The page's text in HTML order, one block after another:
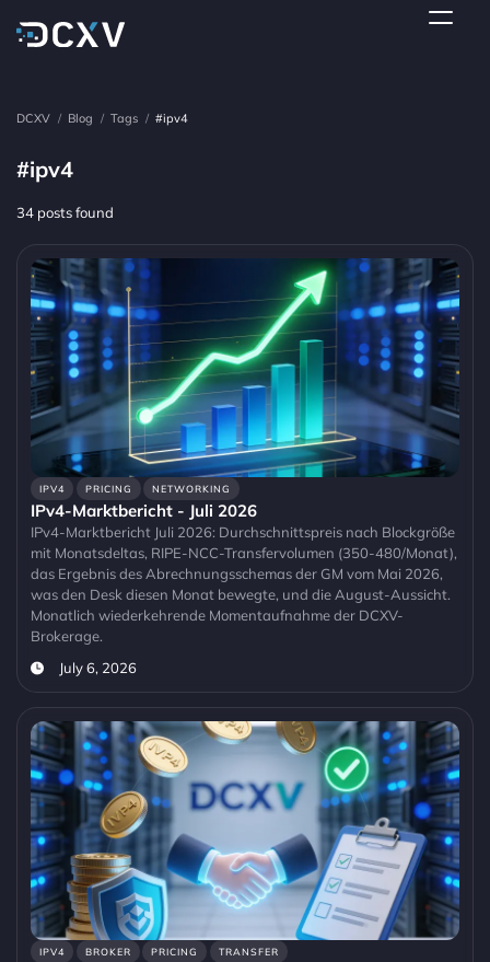
DCXV / Blog / Tags / #ipv4
#ipv4
34 posts found
IPV4 PRICING NETWORKING
IPv4-Marktbericht - Juli 2026
IPv4-Marktbericht Juli 2026: Durchschnittspreis nach Blockgröße
mit Monatsdeltas, RIPE-NCC-Transfervolumen (350-480/Monat),
das Ergebnis des Abrechnungsschemas der GM vom Mai 2026,
was den Desk diesen Monat bewegte, und die August-Aussicht.
Monatlich wiederkehrende Momentaufnahme der DCXV-
Brokerage.
July 6, 2026
IPV4 BROKER PRICING TRANSFER